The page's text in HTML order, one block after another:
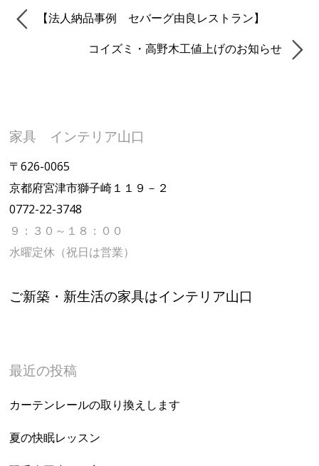
【法人納品事例 セバーグ由良レストラン】
コイズミ・高野木工値上げのお知らせ
家具 インテリア山口
〒626-0065
京都府宮津市獅子崎１１９－２
0772-22-3748
９：３０～１８：００
水曜定休（祝日は営業）
ご新築・新生活の家具はインテリア山口
最近の投稿
カーテンレールの取り換えします
夏の快眠レッスン